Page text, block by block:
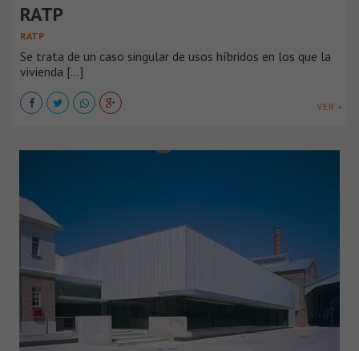
RATP
RATP
Se trata de un caso singular de usos híbridos en los que la
vivienda [...]
VER +